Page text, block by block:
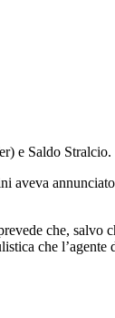
e Saldo Stralcio.
aveva
che, salvo
che